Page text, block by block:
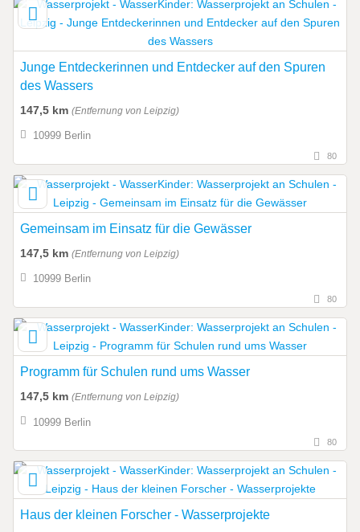
Junge Entdeckerinnen und Entdecker auf den Spuren
des Wassers
147,5 km (Entfernung von Leipzig)
10999 Berlin
80
Gemeinsam im Einsatz für die Gewässer
147,5 km (Entfernung von Leipzig)
10999 Berlin
80
Programm für Schulen rund ums Wasser
147,5 km (Entfernung von Leipzig)
10999 Berlin
80
Haus der kleinen Forscher - Wasserprojekte